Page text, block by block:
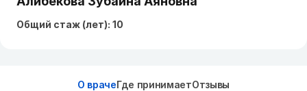
Общий стаж (лет): 10
О врачеГде принимаетОтзывы